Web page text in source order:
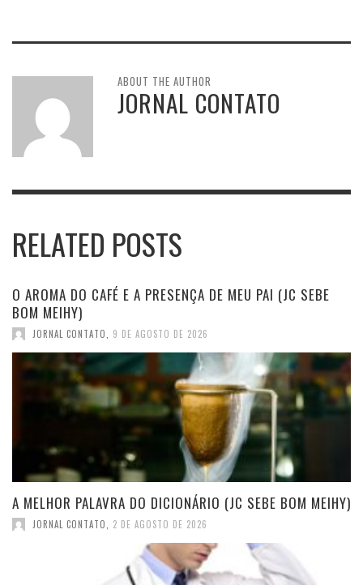
ABOUT THE AUTHOR
JORNAL CONTATO
RELATED POSTS
O AROMA DO CAFÉ E A PRESENÇA DE MEU PAI (JC SEBE
BOM MEIHY)
JORNAL CONTATO 9 DE AGOSTO DE 2026
A MELHOR PALAVRA DO DICIONÁRIO (JC SEBE BOM MEIHY)
JORNAL CONTATO 2 DE AGOSTO DE 2026